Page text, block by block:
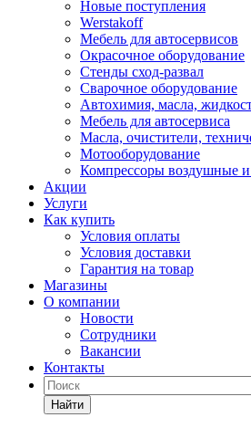
Новые поступления
Werstakoff
Мебель для автосервисов
Окрасочное оборудование
Стенды сход-развал
Сварочное оборудование
Автохимия, масла,
Мебель для автосервиса
Масла, очистители,
Мотооборудование
Компрессоры воздушные
Акции
Услуги
Как купить
Условия оплаты
Условия доставки
Гарантия на товар
Магазины
О компании
Новости
Сотрудники
Вакансии
Контакты
Найти